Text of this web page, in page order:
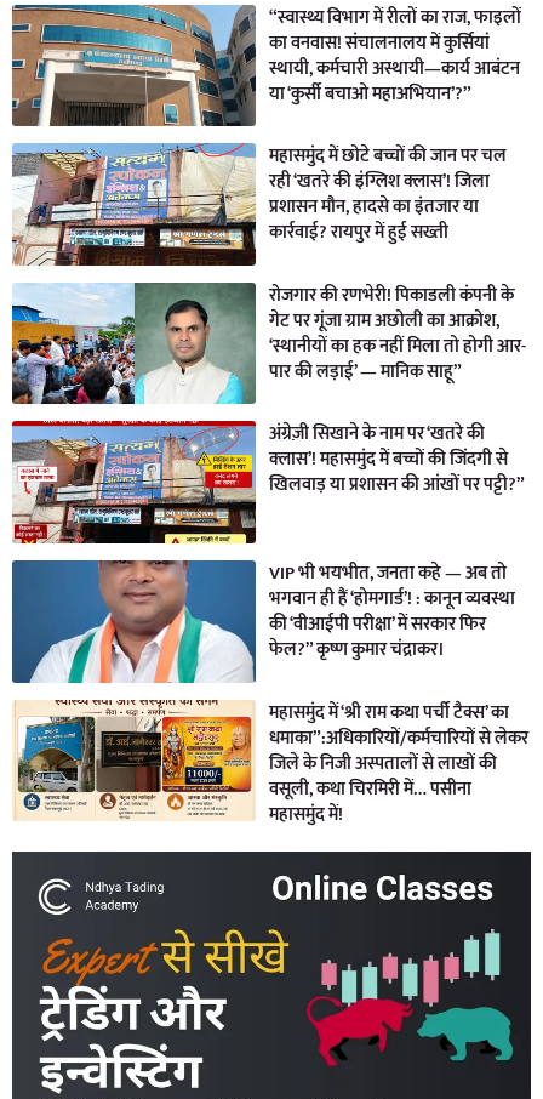
“स्वास्थ्य विभाग में रीलों का राज, फाइलों
का वनवास! संचालनालय में कुर्सियां
स्थायी, कर्मचारी अस्थायी—कार्य आबंटन
या ‘कुर्सी बचाओ महाअभियान’?”
महासमुंद में छोटे बच्चों की जान पर चल
रही ‘खतरे की इंग्लिश क्लास’! जिला
प्रशासन मौन, हादसे का इंतजार या
कार्रवाई? रायपुर में हुई सख्ती
रोजगार की रणभेरी! पिकाडली कंपनी के
गेट पर गूंजा ग्राम अछोली का आक्रोश,
‘स्थानीयों का हक नहीं मिला तो होगी आर-
पार की लड़ाई’ — मानिक साहू”
अंग्रेज़ी सिखाने के नाम पर ‘खतरे की
क्लास’! महासमुंद में बच्चों की जिंदगी से
खिलवाड़ या प्रशासन की आंखों पर पट्टी?”
VIP भी भयभीत, जनता कहे — अब तो
भगवान ही हैं ‘होमगार्ड’! : कानून व्यवस्था
की ‘वीआईपी परीक्षा’ में सरकार फिर
फेल?” कृष्ण कुमार चंद्राकर।
महासमुंद में ‘श्री राम कथा पर्ची टैक्स’ का
धमाका”:अधिकारियों/कर्मचारियों से लेकर
जिले के निजी अस्पतालों से लाखों की
वसूली, कथा चिरमिरी में… पसीना
महासमुंद में!